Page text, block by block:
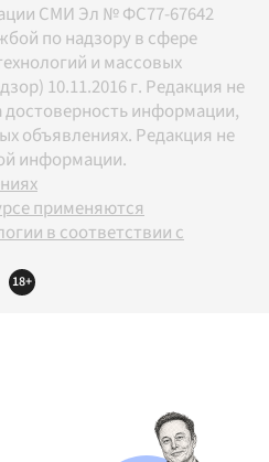
СМИ Эл № ФС77-67642
по надзору в сфере
и массовых
10.11.2016 г. Редакция не
достоверность информации,
объявлениях. Редакция не
информации.
применяются
в соответствии с
18+